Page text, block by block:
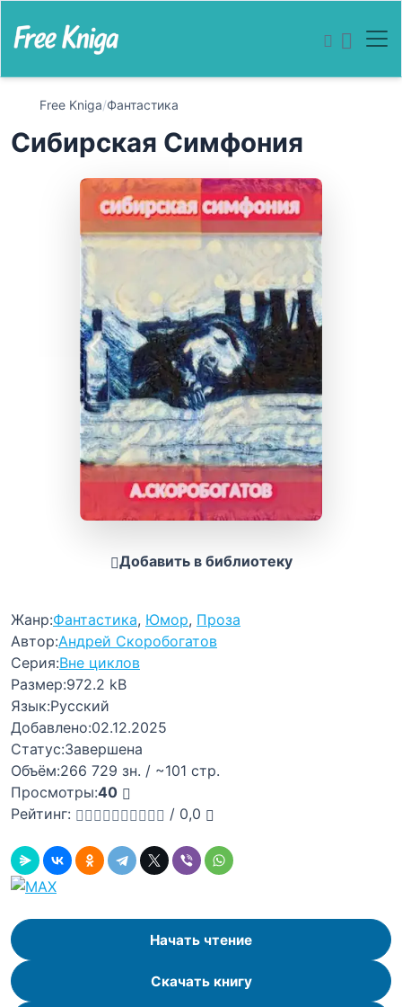
Free Kniga/Фантастика
Сибирская Симфония
Добавить в библиотеку
Жанр:Фантастика, Юмор, Проза
Автор:Андрей Скоробогатов
Серия:Вне циклов
Размер:972.2 kB
Язык:Русский
Добавлено:02.12.2025
Статус:Завершена
Объём:266 729 зн. / ~101 стр.
Просмотры:40
Рейтинг:
/ 0,0
Начать чтение
Скачать книгу